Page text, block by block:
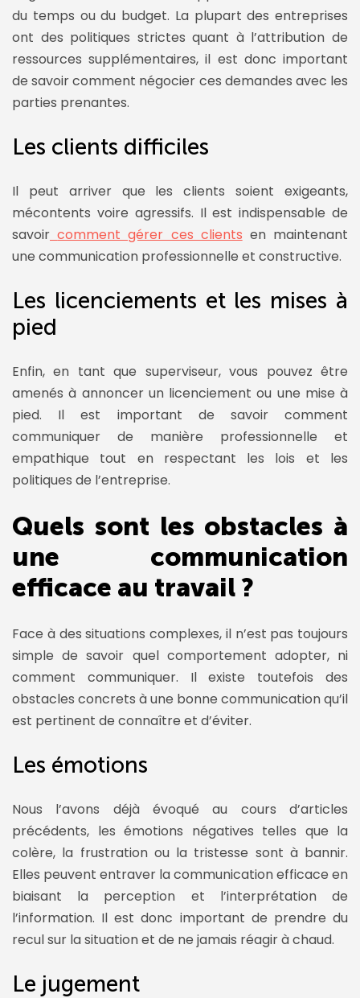
du temps ou du budget. La plupart des entreprises
ont des politiques strictes quant à l’attribution de
ressources supplémentaires, il est donc important
de savoir comment négocier ces demandes avec les
parties prenantes.
Les clients difficiles
Il peut arriver que les clients soient exigeants,
mécontents voire agressifs. Il est indispensable de
savoir comment gérer ces clients en maintenant
une communication professionnelle et constructive.
Les licenciements et les mises à
pied
Enfin, en tant que superviseur, vous pouvez être
amenés à annoncer un licenciement ou une mise à
pied. Il est important de savoir comment
communiquer de manière professionnelle et
empathique tout en respectant les lois et les
politiques de l’entreprise.
Quels sont les obstacles à
une communication
efficace au travail ?
Face à des situations complexes, il n’est pas toujours
simple de savoir quel comportement adopter, ni
comment communiquer. Il existe toutefois des
obstacles concrets à une bonne communication qu’il
est pertinent de connaître et d’éviter.
Les émotions
Nous l’avons déjà évoqué au cours d’articles
précédents, les émotions négatives telles que la
colère, la frustration ou la tristesse sont à bannir.
Elles peuvent entraver la communication efficace en
biaisant la perception et l’interprétation de
l’information. Il est donc important de prendre du
recul sur la situation et de ne jamais réagir à chaud.
Le jugement